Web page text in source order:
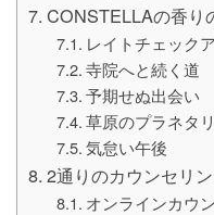
CONSTELLAの香り
レイトチェック
寺院へと続く道
予期せぬ出会い
草原のプラネタ
気怠い午後
2通りのカウンセリ
オンラインカウ